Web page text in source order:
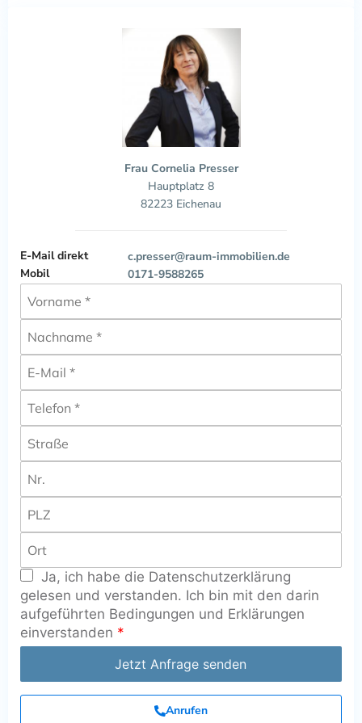
Frau Cornelia Presser
Hauptplatz 8
82223 Eichenau
E-Mail direkt
c.presser@raum-immobilien.de
Mobil
0171-9588265
Ja, ich habe die Datenschutzerklärung
gelesen und verstanden. Ich bin mit den darin
aufgeführten Bedingungen und Erklärungen
einverstanden *
Jetzt Anfrage senden
Anrufen